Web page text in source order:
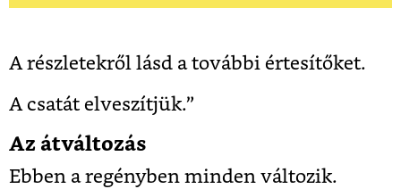
A részletekről lásd a további értesítőket.
A csatát elveszítjük.”
Az átváltozás
Ebben a regényben minden változik.